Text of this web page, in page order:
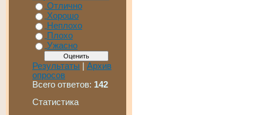
Отлично
Хорошо
Неплохо
Плохо
Ужасно
Результаты | Архив
опросов
Всего ответов: 142
Статистика